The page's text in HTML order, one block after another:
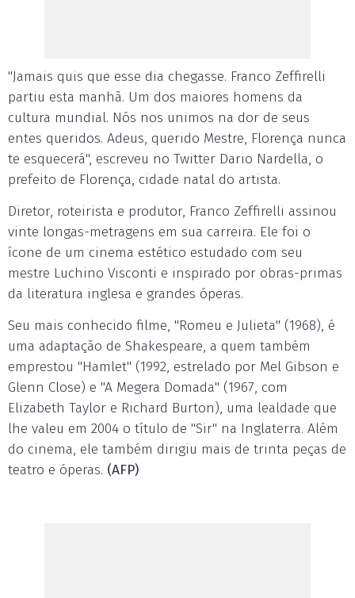
"Jamais quis que esse dia chegasse. Franco Zeffirelli
partiu esta manhã. Um dos maiores homens da
cultura mundial. Nós nos unimos na dor de seus
entes queridos. Adeus, querido Mestre, Florença nunca
te esquecerá", escreveu no Twitter Dario Nardella, o
prefeito de Florença, cidade natal do artista.
Diretor, roteirista e produtor, Franco Zeffirelli assinou
vinte longas-metragens em sua carreira. Ele foi o
ícone de um cinema estético estudado com seu
mestre Luchino Visconti e inspirado por obras-primas
da literatura inglesa e grandes óperas.
Seu mais conhecido filme, "Romeu e Julieta" (1968), é
uma adaptação de Shakespeare, a quem também
emprestou "Hamlet" (1992, estrelado por Mel Gibson e
Glenn Close) e "A Megera Domada" (1967, com
Elizabeth Taylor e Richard Burton), uma lealdade que
lhe valeu em 2004 o título de "Sir" na Inglaterra. Além
do cinema, ele também dirigiu mais de trinta peças de
teatro e óperas. (AFP)